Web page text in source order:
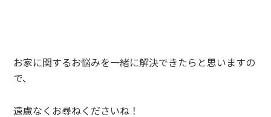
お家に関するお悩みを一緒に解決できたらと思いますの
で、
遠慮なくお尋ねくださいね！